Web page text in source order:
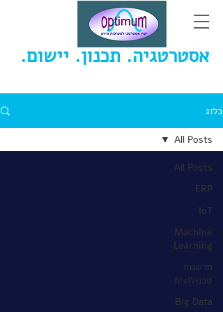
אסטרטגיה. תכנון. יישום.
בלוג
All Posts
ERP
IoT
Machine
Learning
חדשנות
טכנולוגית
Big Data
All Posts